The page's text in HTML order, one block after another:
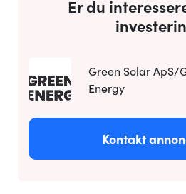
Er du
Green Solar ApS/
Energy
Kontakt